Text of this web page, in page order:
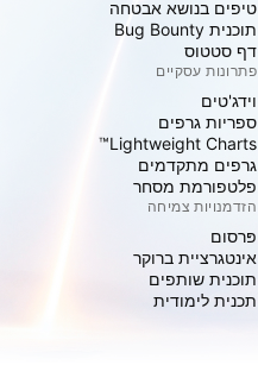
טיפים בנושא אבטחה
תוכנית Bug Bounty
דף סטטוס
פתרונות עסקיים
וידג'טים
ספריות גרפים
Lightweight Charts™
גרפים מתקדמים
פלטפורמת מסחר
הזדמנויות צמיחה
פּרסום
אינטגרציית ברוקר
תוכנית שותפים
תכנית לימודית